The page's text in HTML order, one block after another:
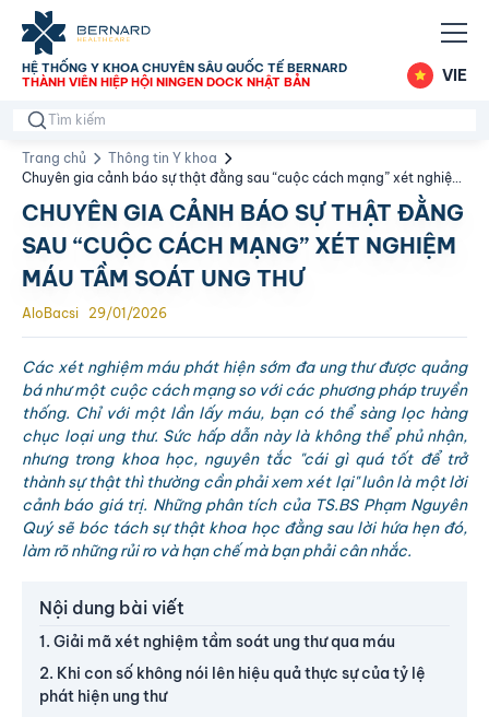
HỆ THỐNG Y KHOA CHUYÊN SÂU QUỐC TẾ BERNARD
THÀNH VIÊN HIỆP HỘI NINGEN DOCK NHẬT BẢN
VIE
Trang chủ
Thông tin Y khoa
Chuyên gia cảnh báo sự thật đằng sau “cuộc cách mạng” xét nghiệm
máu tầm soát ung thư
CHUYÊN GIA CẢNH BÁO SỰ THẬT ĐẰNG
SAU “CUỘC CÁCH MẠNG” XÉT NGHIỆM
MÁU TẦM SOÁT UNG THƯ
AloBacsi 29/01/2026
Các xét nghiệm máu phát hiện sớm đa ung thư được quảng
bá như một cuộc cách mạng so với các phương pháp truyền
thống. Chỉ với một lần lấy máu, bạn có thể sàng lọc hàng
chục loại ung thư. Sức hấp dẫn này là không thể phủ nhận,
nhưng trong khoa học, nguyên tắc "cái gì quá tốt để trở
thành sự thật thì thường cần phải xem xét lại" luôn là một lời
cảnh báo giá trị. Những phân tích của TS.BS Phạm Nguyên
Quý sẽ bóc tách sự thật khoa học đằng sau lời hứa hẹn đó,
làm rõ những rủi ro và hạn chế mà bạn phải cân nhắc.
Nội dung bài viết
1. Giải mã xét nghiệm tầm soát ung thư qua máu
2. Khi con số không nói lên hiệu quả thực sự của tỷ lệ
phát hiện ung thư